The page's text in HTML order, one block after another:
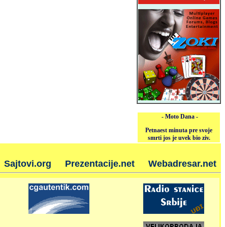
- Moto Dana -
Petnaest minuta pre svoje
smrti jos je uvek bio ziv.
Sajtovi.org Prezentacije.net Webadresar.net